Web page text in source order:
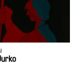
(1918 – 1992)